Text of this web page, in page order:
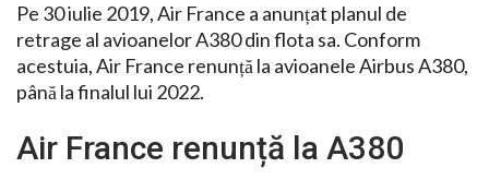
Pe 30 iulie 2019, Air France a anunțat planul de
retrage al avioanelor A380 din flota sa. Conform
acestuia, Air France renunță la avioanele Airbus A380,
până la finalul lui 2022.
Air France renunță la A380